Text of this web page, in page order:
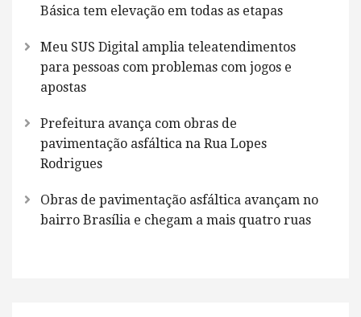
Básica tem elevação em todas as etapas
Meu SUS Digital amplia teleatendimentos
para pessoas com problemas com jogos e
apostas
Prefeitura avança com obras de
pavimentação asfáltica na Rua Lopes
Rodrigues
Obras de pavimentação asfáltica avançam no
bairro Brasília e chegam a mais quatro ruas